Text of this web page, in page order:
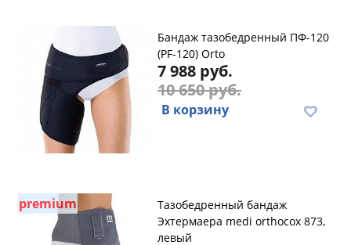
Бандаж тазобедренный ПФ-120
(PF-120) Orto
7 988 руб.
10 650 руб.
В корзину
premium
Тазобедренный бандаж
Эхтермаера medi orthocox 873,
левый